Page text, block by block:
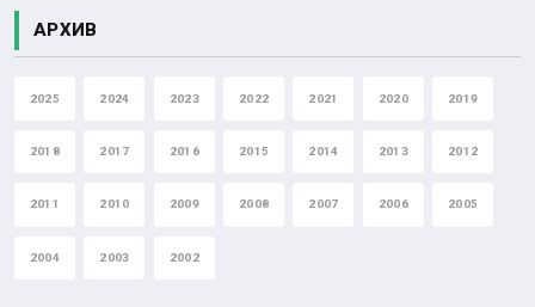
АРХИВ
2025 2024 2023 2022 2021 2020 2019
2018 2017 2016 2015 2014 2013 2012
2011 2010 2009 2008 2007 2006 2005
2004 2003 2002